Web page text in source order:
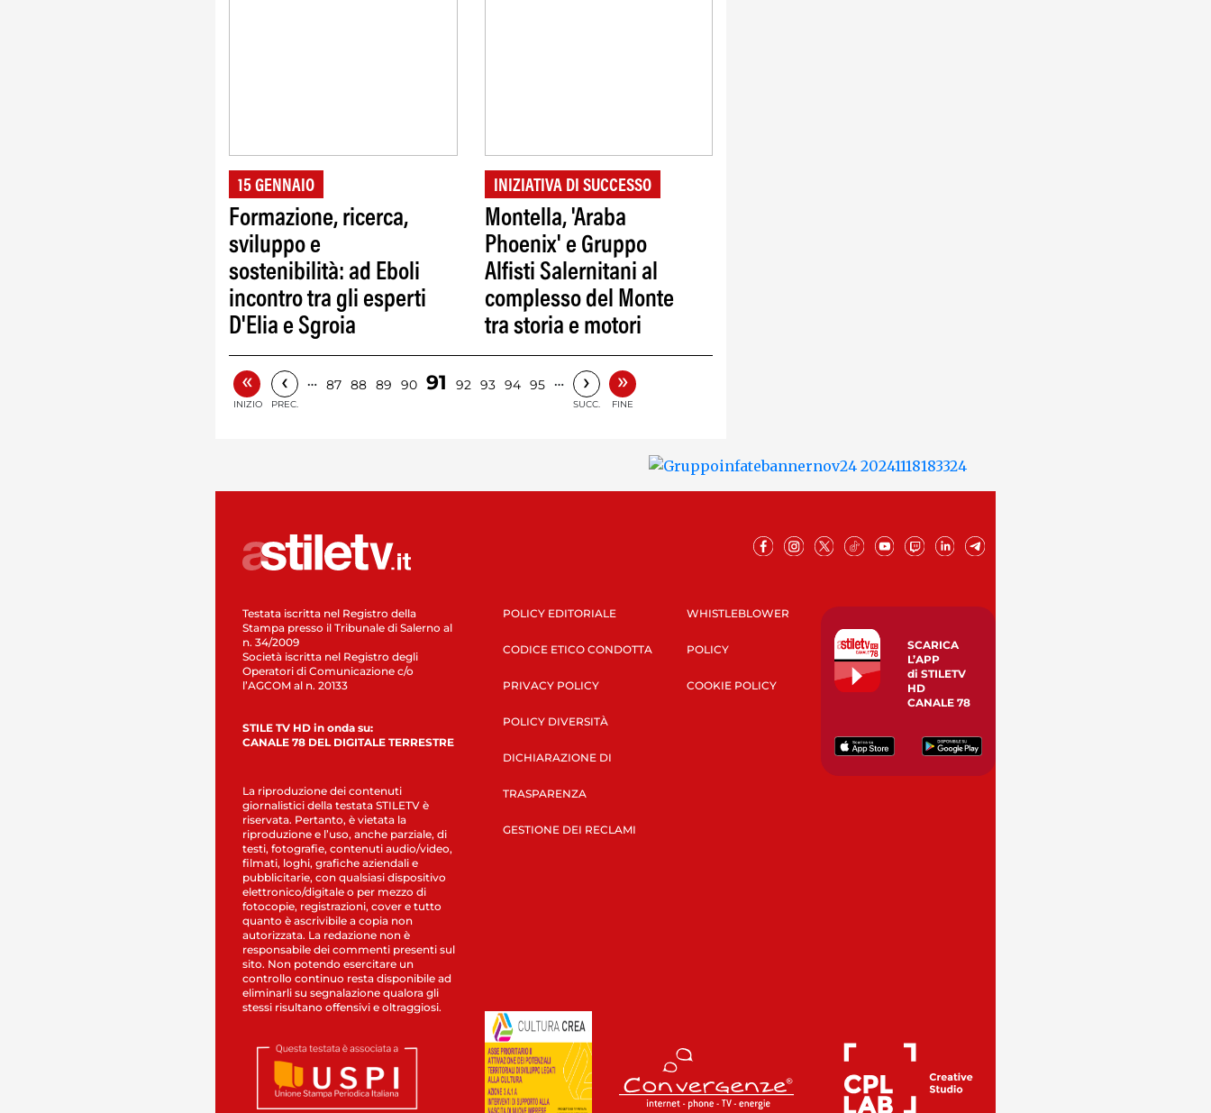
15 GENNAIO
Formazione, ricerca,
sviluppo e
sostenibilità: ad Eboli
incontro tra gli esperti
D'Elia e Sgroia
INIZIATIVA DI SUCCESSO
Montella, 'Araba
Phoenix' e Gruppo
Alfisti Salernitani al
complesso del Monte
tra storia e motori
«
INIZIO
‹
PREC.
… 87 88 89 90 91 92 93 94 95 … ›
SUCC.
»
FINE
Testata iscritta nel Registro della
Stampa presso il Tribunale di Salerno al
n. 34/2009
Società iscritta nel Registro degli
Operatori di Comunicazione c/o
l’AGCOM al n. 20133
STILE TV HD in onda su:
CANALE 78 DEL DIGITALE TERRESTRE
La riproduzione dei contenuti
giornalistici della testata STILETV è
riservata. Pertanto, è vietata la
riproduzione e l’uso, anche parziale, di
testi, fotografie, contenuti audio/video,
filmati, loghi, grafiche aziendali e
pubblicitarie, con qualsiasi dispositivo
elettronico/digitale o per mezzo di
fotocopie, registrazioni, cover e tutto
quanto è ascrivibile a copia non
autorizzata. La redazione non è
responsabile dei commenti presenti sul
sito. Non potendo esercitare un
controllo continuo resta disponibile ad
eliminarli su segnalazione qualora gli
stessi risultano offensivi e oltraggiosi.
POLICY EDITORIALE
CODICE ETICO CONDOTTA
PRIVACY POLICY
POLICY DIVERSITÀ
DICHIARAZIONE DI
TRASPARENZA
GESTIONE DEI RECLAMI
WHISTLEBLOWER
POLICY
COOKIE POLICY
SCARICA
L’APP
di STILETV
HD
CANALE 78